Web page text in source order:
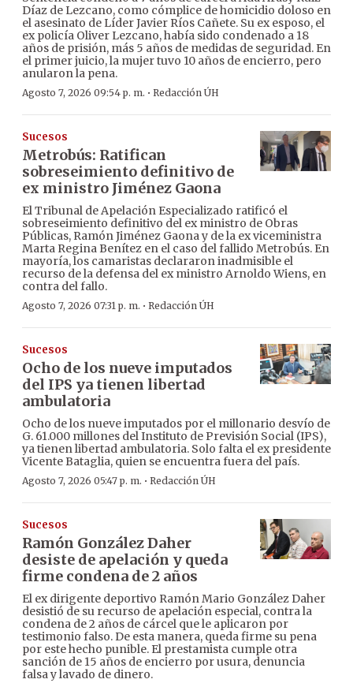
Díaz de Lezcano, como cómplice de homicidio doloso en
el asesinato de Líder Javier Ríos Cañete. Su ex esposo, el
ex policía Oliver Lezcano, había sido condenado a 18
años de prisión, más 5 años de medidas de seguridad. En
el primer juicio, la mujer tuvo 10 años de encierro, pero
anularon la pena.
Agosto 7, 2026 09:54 p. m. · Redacción ÚH
Sucesos
Metrobús: Ratifican
sobreseimiento definitivo de
ex ministro Jiménez Gaona
El Tribunal de Apelación Especializado ratificó el
sobreseimiento definitivo del ex ministro de Obras
Públicas, Ramón Jiménez Gaona y de la ex viceministra
Marta Regina Benítez en el caso del fallido Metrobús. En
mayoría, los camaristas declararon inadmisible el
recurso de la defensa del ex ministro Arnoldo Wiens, en
contra del fallo.
Agosto 7, 2026 07:31 p. m. · Redacción ÚH
Sucesos
Ocho de los nueve imputados
del IPS ya tienen libertad
ambulatoria
Ocho de los nueve imputados por el millonario desvío de
G. 61.000 millones del Instituto de Previsión Social (IPS),
ya tienen libertad ambulatoria. Solo falta el ex presidente
Vicente Bataglia, quien se encuentra fuera del país.
Agosto 7, 2026 05:47 p. m. · Redacción ÚH
Sucesos
Ramón González Daher
desiste de apelación y queda
firme condena de 2 años
El ex dirigente deportivo Ramón Mario González Daher
desistió de su recurso de apelación especial, contra la
condena de 2 años de cárcel que le aplicaron por
testimonio falso. De esta manera, queda firme su pena
por este hecho punible. El prestamista cumple otra
sanción de 15 años de encierro por usura, denuncia
falsa y lavado de dinero.